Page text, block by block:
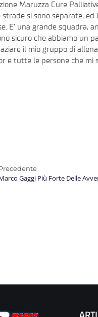
Maruzza Cure
strade si sono separate,
E’ una grande squadra,
sicuro che abbiamo un
il mio gruppo di
e tutte le persone che mi
Gaggi Più Forte Delle